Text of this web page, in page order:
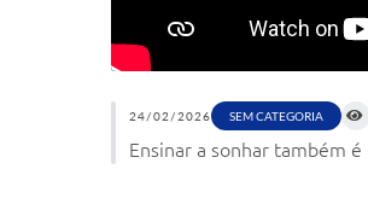
24/02/2026 SEM CATEGORIA
Ensinar a sonhar também